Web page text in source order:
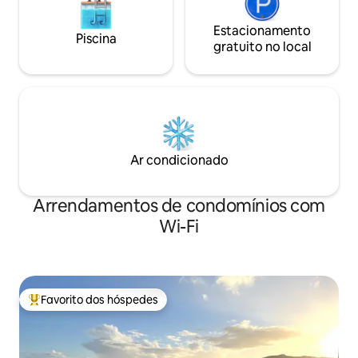
Piscina
Estacionamento
gratuito no local
Ar condicionado
Arrendamentos de condomínios com
Wi-Fi
Favoritos dos hóspedes mais apreciados
Favorito dos hóspedes